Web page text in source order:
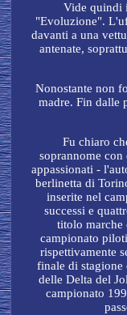
Vide quindi
"Evoluzione".
davanti a una
antenate,
Nonostante non
madre. Fin dalle
Fu chiaro
soprannome
appassionati -
berlinetta di
inserite nel
successi e
titolo marche
campionato
rispettivamente
finale di stagione
delle Delta del
campionato